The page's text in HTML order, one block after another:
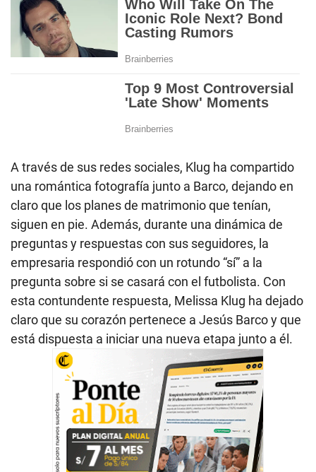
A través de sus redes sociales, Klug ha compartido
una romántica fotografía junto a Barco, dejando en
claro que los planes de matrimonio que tenían,
siguen en pie. Además, durante una dinámica de
preguntas y respuestas con sus seguidores, la
empresaria respondió con un rotundo “sí” a la
pregunta sobre si se casará con el futbolista. Con
esta contundente respuesta, Melissa Klug ha dejado
claro que su corazón pertenece a Jesús Barco y que
está dispuesta a iniciar una nueva etapa junto a él.